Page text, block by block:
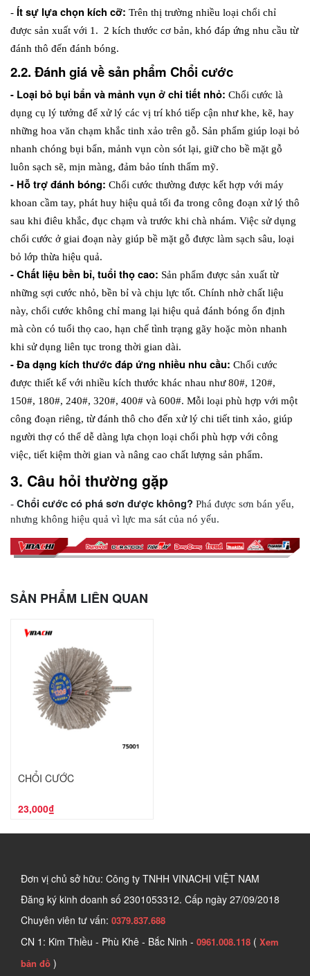
- Ít sự lựa chọn kích cỡ: Trên thị trường nhiều loại chổi chỉ
được sản xuất với 1.  2 kích thước cơ bản, khó đáp ứng nhu cầu từ
đánh thô đến đánh bóng.
2.2. Đánh giá về sản phẩm Chổi cước
- Loại bỏ bụi bẩn và mảnh vụn ở chi tiết nhỏ: Chổi cước là
dụng cụ lý tưởng để xử lý các vị trí khó tiếp cận như khe, kẽ, hay
những hoa văn chạm khắc tinh xảo trên gỗ. Sản phẩm giúp loại bỏ
nhanh chóng bụi bẩn, mảnh vụn còn sót lại, giữ cho bề mặt gỗ
luôn sạch sẽ, mịn màng, đảm bảo tính thẩm mỹ.
- Hỗ trợ đánh bóng: Chổi cước thường được kết hợp với máy
khoan cầm tay, phát huy hiệu quả tối đa trong công đoạn xử lý thô
sau khi điêu khắc, đục chạm và trước khi chà nhám. Việc sử dụng
chổi cước ở giai đoạn này giúp bề mặt gỗ được làm sạch sâu, loại
bỏ lớp thừa hiệu quả.
- Chất liệu bền bỉ, tuổi thọ cao: Sản phẩm được sản xuất từ
những sợi cước nhỏ, bền bỉ và chịu lực tốt. Chính nhờ chất liệu
này, chổi cước không chỉ mang lại hiệu quả đánh bóng ổn định
mà còn có tuổi thọ cao, hạn chế tình trạng gãy hoặc mòn nhanh
khi sử dụng liên tục trong thời gian dài.
- Đa dạng kích thước đáp ứng nhiều nhu cầu: Chổi cước
được thiết kế với nhiều kích thước khác nhau như 80#, 120#,
150#, 180#, 240#, 320#, 400# và 600#. Mỗi loại phù hợp với một
công đoạn riêng, từ đánh thô cho đến xử lý chi tiết tinh xảo, giúp
người thợ có thể dễ dàng lựa chọn loại chổi phù hợp với công
việc, tiết kiệm thời gian và nâng cao chất lượng sản phẩm.
3. Câu hỏi thường gặp
- Chổi cước có phá sơn được không? Phá được sơn bán yếu,
nhưng không hiệu quả vì lực ma sát của nó yếu.
SẢN PHẨM LIÊN QUAN
CHỔI CƯỚC
23,000₫
Đơn vị chủ sở hữu: Công ty TNHH VINACHI VIỆT NAM
Đăng ký kinh doanh số 2301053312. Cấp ngày 27/09/2018
Chuyên viên tư vấn: 0379.837.688
CN 1: Kim Thiều - Phù Khê - Bắc Ninh - 0961.008.118 ( Xem
bản đồ )